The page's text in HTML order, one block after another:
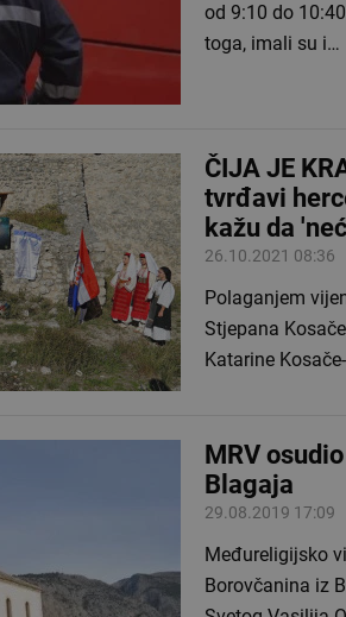
od 9:10 do
toga, imali su i…
ČIJA JE
tvrđavi
kažu da
26.10.2021 08:36
Polaganjem
Stjepana
Katarine
MRV
Blagaja
29.08.2019 17:09
Međureligijsko
Borovčanina iz